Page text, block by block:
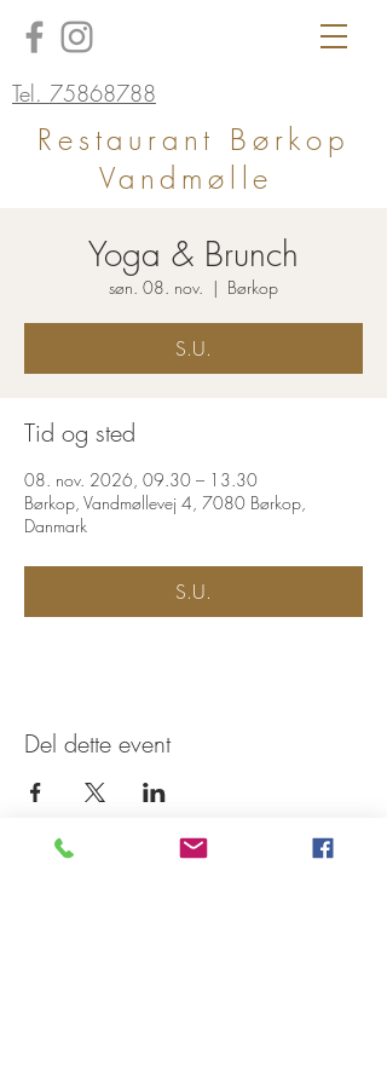
Tel. 75868788
Restaurant Børkop
Vandmølle
Yoga & Brunch
søn. 08. nov.
  |
Børkop
S.U.
Tid og sted
08. nov. 2026, 09.30 – 13.30
Børkop, Vandmøllevej 4, 7080 Børkop,
Danmark
S.U.
Del dette event